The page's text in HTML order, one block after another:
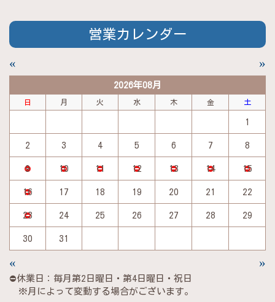
営業カレンダー
« »
2026年08月
日 月 火 水 木 金 土
1
2 3 4 5 6 7 8
9 10 11 12 13 14 15
16 17 18 19 20 21 22
23 24 25 26 27 28 29
30 31
« »
⛔休業日：毎月第2日曜日・第4日曜日・祝日
※月によって変動する場合がございます。